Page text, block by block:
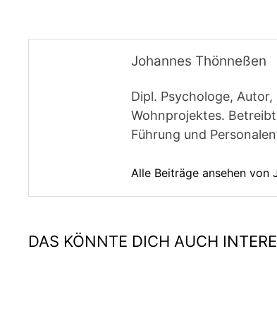
Johannes Thönneßen
Dipl. Psychologe,
Wohnprojektes.
Führung und
Alle Beiträge ansehen von
DAS KÖNNTE DICH AUCH